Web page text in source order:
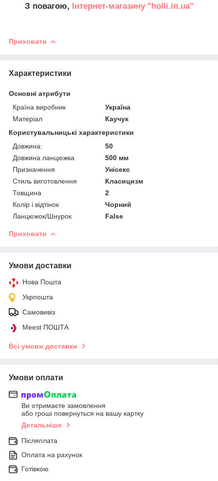
З повагою,
Інтернет-магазину "holli.in.ua"
Приховати
Характеристики
Основні атрибути
Країна виробник
Україна
Матеріал
Каучук
Користувальницькі характеристики
Довжина:
50
Довжина ланцюжка
500 мм
Призначення
Унісекс
Стиль виготовлення
Класицизм
Товщина
2
Колір і відтінок
Чорний
Ланцюжок/Шнурок
False
Приховати
Умови доставки
Нова Пошта
Укрпошта
Самовивіз
Meest ПОШТА
Всі умови доставки
Умови оплати
Ви отримаєте замовлення
або гроші повернуться на вашу картку
Детальніше
Післяплата
Оплата на рахунок
Готівкою